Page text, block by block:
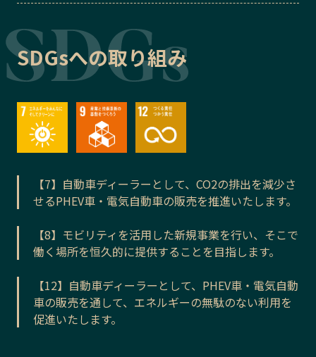
SDGsへの取り組み
【7】自動車ディーラーとして、CO2の排出を減少さ
せるPHEV車・電気自動車の販売を推進いたします。
【8】モビリティを活用した新規事業を行い、そこで
働く場所を恒久的に提供することを目指します。
【12】自動車ディーラーとして、PHEV車・電気自動
車の販売を通して、エネルギーの無駄のない利用を
促進いたします。